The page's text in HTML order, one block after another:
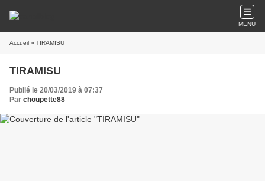
MENU
Accueil » TIRAMISU
TIRAMISU
Publié le 20/03/2019 à 07:37
Par choupette88